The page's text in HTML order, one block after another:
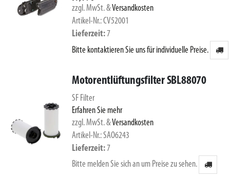
zzgl. MwSt.&Versandkosten
Artikel-Nr.: CV52001
Lieferzeit 7
Bitte kontaktieren Sie uns für individuelle Preise.
Motorentlüftungsfilter SBL88070
SF Filter
Erfahren Sie mehr
zzgl. MwSt.&Versandkosten
Artikel-Nr.: SAO6243
Lieferzeit 7
Bitte melden Sie sich an um Preise zu sehen.